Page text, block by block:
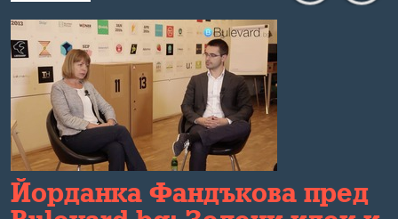
Йорданка Фандъкова пред